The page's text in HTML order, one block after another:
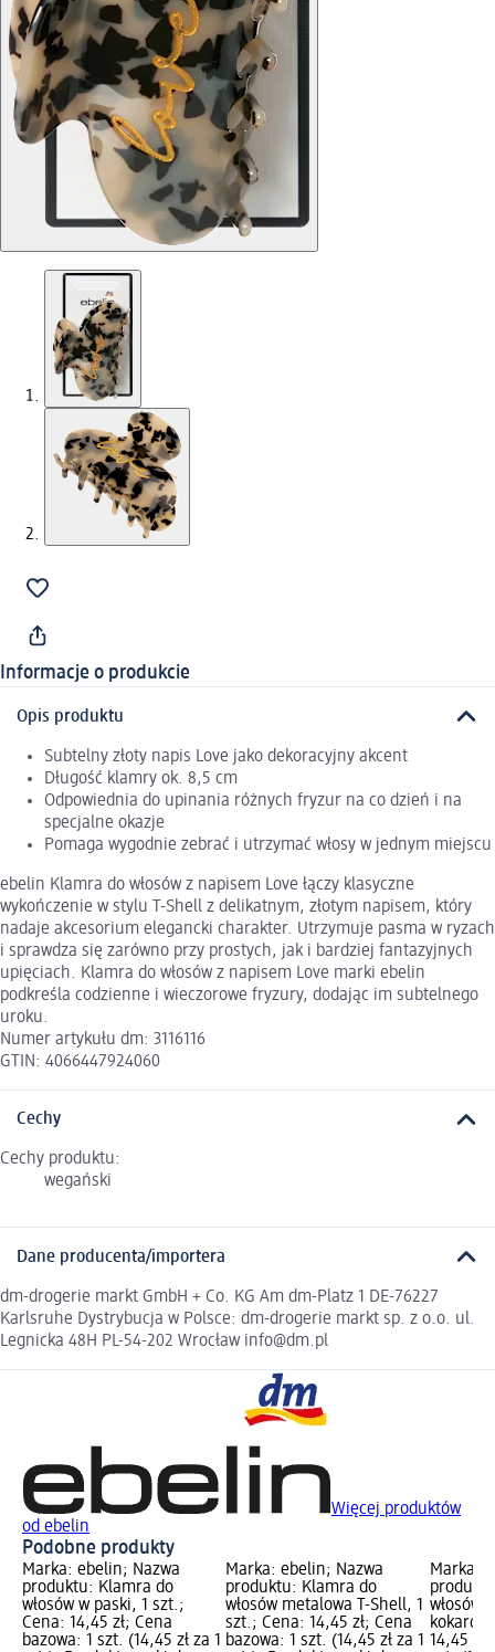
Informacje o produkcie
Opis produktu
Subtelny złoty napis Love jako dekoracyjny akcent
Długość klamry ok. 8,5 cm
Odpowiednia do upinania różnych fryzur na co dzień i na
specjalne okazje
Pomaga wygodnie zebrać i utrzymać włosy w jednym miejscu
ebelin Klamra do włosów z napisem Love łączy klasyczne
wykończenie w stylu T-Shell z delikatnym, złotym napisem, który
nadaje akcesorium elegancki charakter. Utrzymuje pasma w ryzach
i sprawdza się zarówno przy prostych, jak i bardziej fantazyjnych
upięciach. Klamra do włosów z napisem Love marki ebelin
podkreśla codzienne i wieczorowe fryzury, dodając im subtelnego
uroku.
Numer artykułu dm: 3116116
GTIN: 4066447924060
Cechy
Cechy produktu:
wegański
Dane producenta/importera
dm-drogerie markt GmbH + Co. KG Am dm-Platz 1 DE-76227
Karlsruhe Dystrybucja w Polsce: dm-drogerie markt sp. z o.o. ul.
Legnicka 48H PL-54-202 Wrocław info@dm.pl
Więcej produktów
od ebelin
Podobne produkty
Marka: ebelin; Nazwa
produktu: Klamra do
włosów w paski, 1 szt.;
Cena: 14,45 zł; Cena
bazowa: 1 szt. (14,45 zł za 1
Marka: ebelin; Nazwa
produktu: Klamra do
włosów metalowa T-Shell, 1
szt.; Cena: 14,45 zł; Cena
bazowa: 1 szt. (14,45 zł za 1
Marka:
włosów
14,45